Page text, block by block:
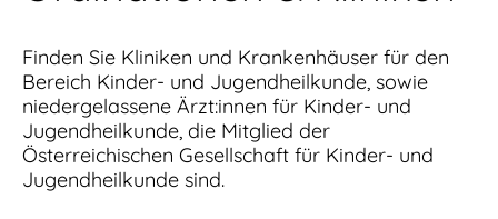
Finden Sie Kliniken und Krankenhäuser für den
Bereich Kinder- und Jugendheilkunde, sowie
niedergelassene Ärzt:innen für Kinder- und
Jugendheilkunde, die Mitglied der
Österreichischen Gesellschaft für Kinder- und
Jugendheilkunde sind.